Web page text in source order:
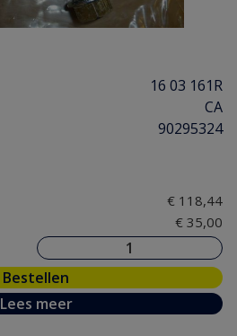
16 03 161R
CA
90295324
€ 118,44
€ 35,00
Bestellen
Lees meer